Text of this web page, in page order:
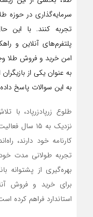
سرمایه‌گذاری در حوزه
تجربه کنند. با این
پلتفرم‌های آنلاین و
امن خرید و فروش طلا
به عنوان یکی از
به این سوالات پاسخ
طلوع زرپادزرپاد، با
نزدیک به ۱۵
کارنامه خود دارند،
تجربه طولانی مدت
بهره‌گیری از پشتوانه‌‌
برای خرید و فروش
استاندارد فراهم کرده